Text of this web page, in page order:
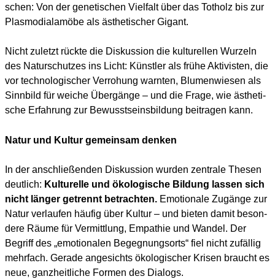
schen: Von der gene­ti­schen Viel­falt über das Tot­holz bis zur
Plas­mo­di­al­amö­be als ästhe­ti­scher Gigant.
Nicht zuletzt rück­te die Dis­kus­si­on die kul­tu­rel­len Wur­zeln
des Natur­schut­zes ins Licht: Künst­ler als frü­he Akti­vis­ten, die
vor tech­no­lo­gi­scher Ver­ro­hung warn­ten, Blu­men­wie­sen als
Sinn­bild für wei­che Über­gän­ge – und die Fra­ge, wie ästhe­ti­
sche Erfah­rung zur Bewusst­seins­bil­dung bei­tra­gen kann.
Natur und Kultur gemeinsam denken
In der anschlie­ßen­den Dis­kus­si­on wur­den zen­tra­le The­sen
deut­lich: Kul­tu­rel­le und öko­lo­gi­sche Bil­dung las­sen sich
nicht län­ger getrennt betrach­ten. Emo­tio­na­le Zugän­ge zur
Natur ver­lau­fen häu­fig über Kul­tur – und bie­ten damit beson­
de­re Räu­me für Ver­mitt­lung, Empa­thie und Wan­del. Der
Begriff des „emo­tio­na­len Begeg­nungs­orts“ fiel nicht zufäl­lig
mehr­fach. Gera­de ange­sichts öko­lo­gi­scher Kri­sen braucht es
neue, ganz­heit­li­che For­men des Dia­logs.